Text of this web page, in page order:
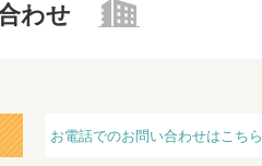
わせ
お電話でのお問い合わせはこちら